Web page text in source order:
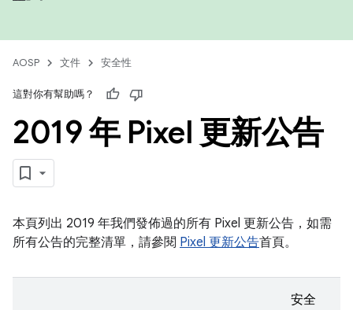
AOSP 文件 安全性
這對你有幫助嗎？
2019 年 Pixel 更新公告
本頁列出 2019 年我們發佈過的所有 Pixel 更新公告，如需
所有公告的完整清單，請參閱 Pixel 更新公告首頁。
安全